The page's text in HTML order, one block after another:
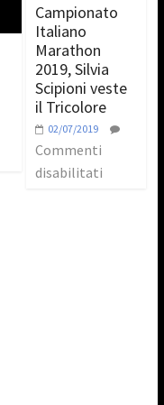
Campionato
Italiano
Marathon
2019, Silvia
Scipioni veste
il Tricolore
02/07/2019
Commenti
disabilitati